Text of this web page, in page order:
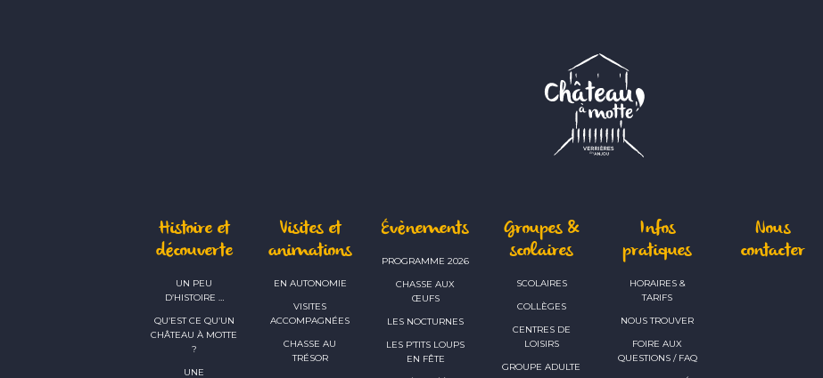
Histoire et
découverte
UN PEU
D’HISTOIRE …
QU’EST CE QU’UN
CHÂTEAU À MOTTE
?
UNE
Visites et
animations
EN AUTONOMIE
VISITES
ACCOMPAGNÉES
CHASSE AU
TRÉSOR
Évènements
PROGRAMME 2026
CHASSE AUX
ŒUFS
LES NOCTURNES
LES P’TITS LOUPS
EN FÊTE
Groupes &
scolaires
SCOLAIRES
COLLÈGES
CENTRES DE
LOISIRS
GROUPE ADULTE
Infos
pratiques
HORAIRES &
TARIFS
NOUS TROUVER
FOIRE AUX
QUESTIONS / FAQ
Nous
contacter